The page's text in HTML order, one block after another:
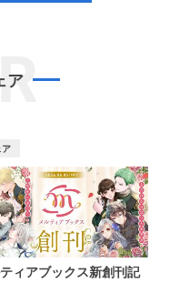
ア
ア
ィアブックス新創刊記